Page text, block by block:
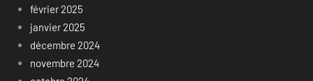
février 2025
janvier 2025
décembre 2024
novembre 2024